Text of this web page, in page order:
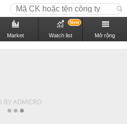
Market Watch list
New
Mở rộng